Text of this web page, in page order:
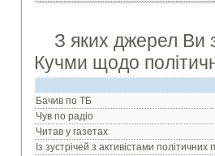
З яких джерел Ви
Кучми щодо
Бачив по ТБ
Чув по радіо
Читав у газетах
Із зустрічей з активістами політичних